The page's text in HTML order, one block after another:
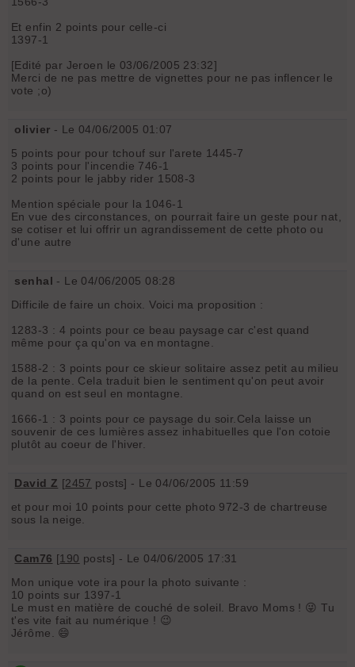
Et enfin 2 points pour celle-ci
1397-1
[Edité par Jeroen le 03/06/2005 23:32]
Merci de ne pas mettre de vignettes pour ne pas inflencer le
vote ;o)
olivier - Le 04/06/2005 01:07
5 points pour pour tchouf sur l'arete 1445-7
3 points pour l'incendie 746-1
2 points pour le jabby rider 1508-3
Mention spéciale pour la 1046-1
En vue des circonstances, on pourrait faire un geste pour nat,
se cotiser et lui offrir un agrandissement de cette photo ou
d'une autre
senhal - Le 04/06/2005 08:28
Difficile de faire un choix. Voici ma proposition :
1283-3 : 4 points pour ce beau paysage car c'est quand
même pour ça qu'on va en montagne.
1588-2 : 3 points pour ce skieur solitaire assez petit au milieu
de la pente. Cela traduit bien le sentiment qu'on peut avoir
quand on est seul en montagne.
1666-1 : 3 points pour ce paysage du soir.Cela laisse un
souvenir de ces lumières assez inhabituelles que l'on cotoie
plutôt au coeur de l'hiver.
David Z [2457 posts] - Le 04/06/2005 11:59
et pour moi 10 points pour cette photo 972-3 de chartreuse
sous la neige.
Cam76 [190 posts] - Le 04/06/2005 17:31
Mon unique vote ira pour la photo suivante :
10 points sur 1397-1
Le must en matière de couché de soleil. Bravo Moms ! 😜 Tu
t'es vite fait au numérique ! 😉
Jérôme. 😄